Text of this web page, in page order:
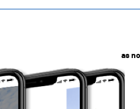
as